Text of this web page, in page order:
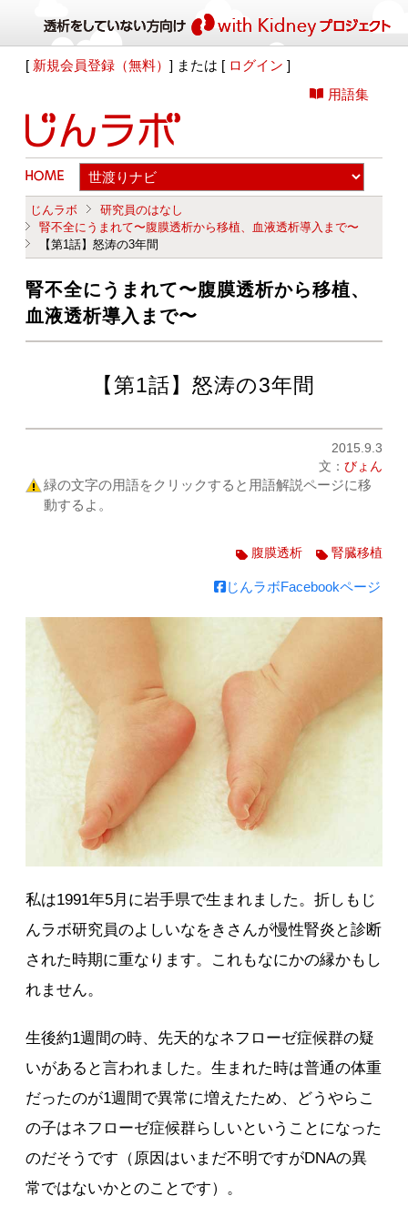
[ 新規会員登録（無料）] または [ ログイン ]
用語集
じんラボ
研究員のはなし
腎不全にうまれて〜腹膜透析から移植、血液透析導入まで〜
【第1話】怒涛の3年間
腎不全にうまれて〜腹膜透析から移植、
血液透析導入まで〜
【第1話】怒涛の3年間
2015.9.3
文： びょん
緑の文字の用語をクリックすると用語解説ページに移
動するよ。
腹膜透析 腎臓移植
じんラボFacebookページ
私は1991年5月に岩手県で生まれました。折しもじ
んラボ研究員のよしいなをきさんが慢性腎炎と診断
された時期に重なります。これもなにかの縁かもし
れません。
生後約1週間の時、先天的なネフローゼ症候群の疑
いがあると言われました。生まれた時は普通の体重
だったのが1週間で異常に増えたため、どうやらこ
の子はネフローゼ症候群らしいということになった
のだそうです（原因はいまだ不明ですがDNAの異
常ではないかとのことです）。